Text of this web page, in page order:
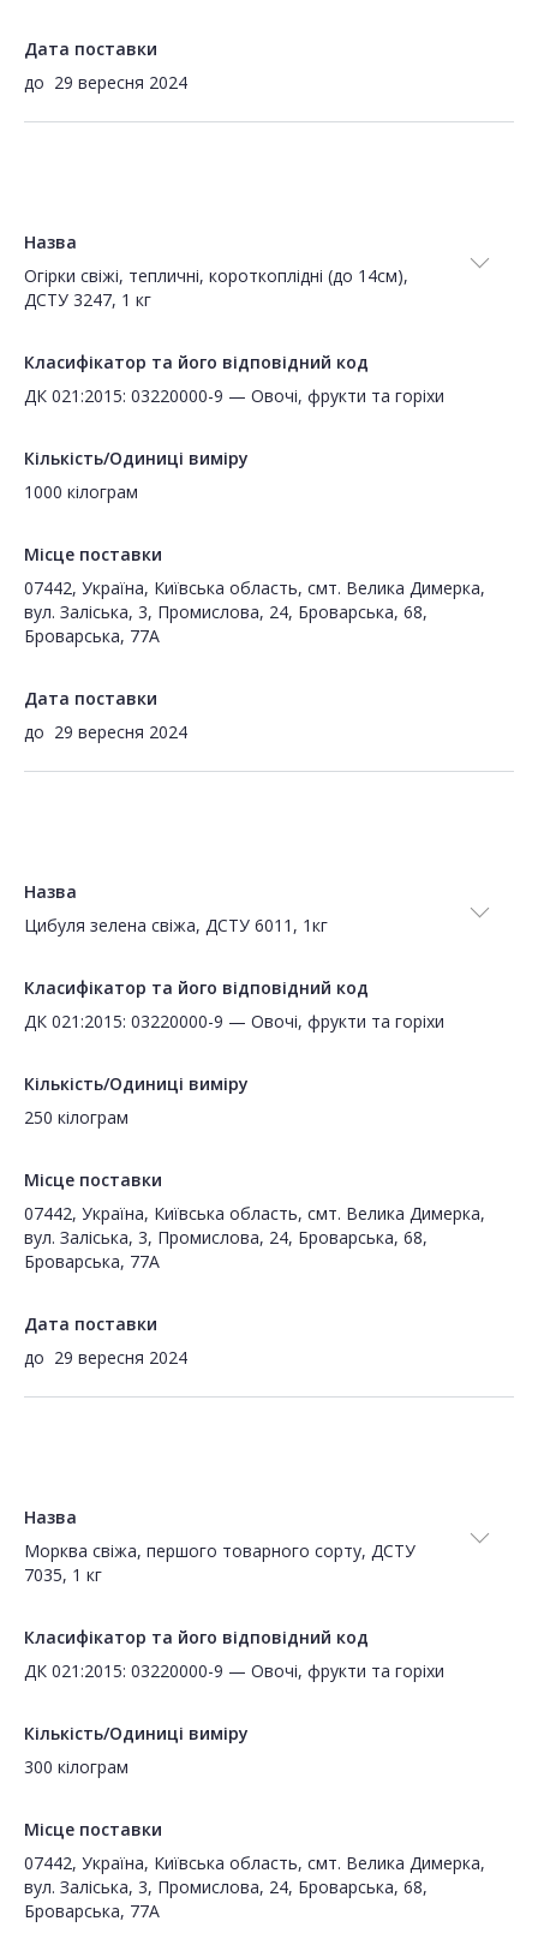
Дата поставки
до 29 вересня 2024
Назва
Огірки свіжі, тепличні, короткоплідні (до 14см),
ДСТУ 3247, 1 кг
Класифікатор та його відповідний код
ДК 021:2015: 03220000-9 — Овочі, фрукти та горіхи
Кількість/Одиниці виміру
1000 кілограм
Місце поставки
07442, Україна, Київська область, смт. Велика Димерка,
вул. Заліська, 3, Промислова, 24, Броварська, 68,
Броварська, 77А
Дата поставки
до 29 вересня 2024
Назва
Цибуля зелена свіжа, ДСТУ 6011, 1кг
Класифікатор та його відповідний код
ДК 021:2015: 03220000-9 — Овочі, фрукти та горіхи
Кількість/Одиниці виміру
250 кілограм
Місце поставки
07442, Україна, Київська область, смт. Велика Димерка,
вул. Заліська, 3, Промислова, 24, Броварська, 68,
Броварська, 77А
Дата поставки
до 29 вересня 2024
Назва
Морква свіжа, першого товарного сорту, ДСТУ
7035, 1 кг
Класифікатор та його відповідний код
ДК 021:2015: 03220000-9 — Овочі, фрукти та горіхи
Кількість/Одиниці виміру
300 кілограм
Місце поставки
07442, Україна, Київська область, смт. Велика Димерка,
вул. Заліська, 3, Промислова, 24, Броварська, 68,
Броварська, 77А